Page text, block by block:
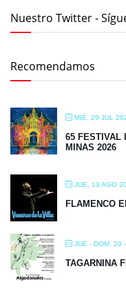
Nuestro Twitter -
Recomendamos
MIÉ, 29 JUL
65 FESTIVAL
MINAS 2026
JUE, 13 AGO
FLAMENCO
JUE - DOM, 20
TAGARNINA